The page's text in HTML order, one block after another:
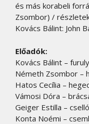
és más korabeli
Zsombor) /
Kovács Bálint: John
Előadók:
Kovács Bálint –
Németh Zsombor –
Hatos Cecília –
Vámosi Dóra –
Geiger Estilla – cselló
Konta Noémi –